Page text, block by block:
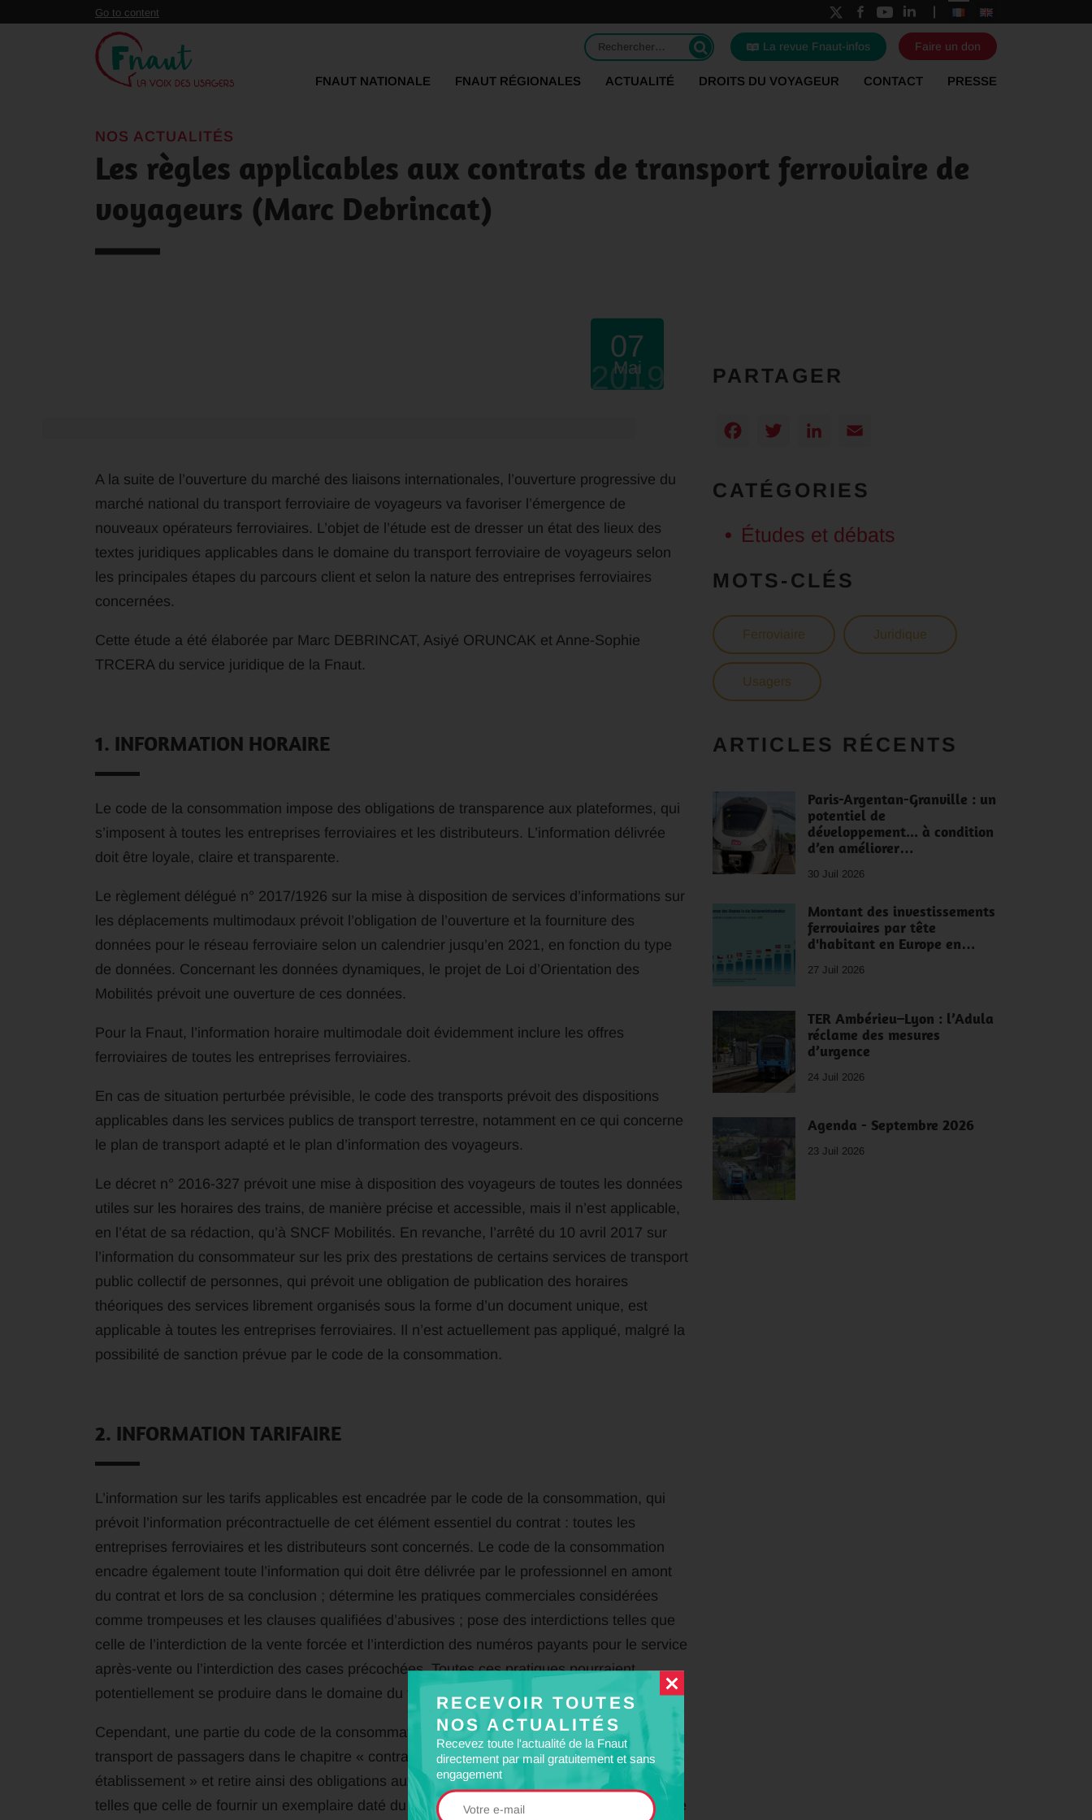
Panneau de gestion des cookies
RECEVOIR TOUTES
NOS ACTUALITÉS
Recevez toute l'actualité de la Fnaut
directement par mail gratuitement et sans
engagement
Go to content
Rechercher : La revue Fnaut-infos Faire un don
FNAUT NATIONALE FNAUT RÉGIONALES ACTUALITÉ DROITS DU VOYAGEUR CONTACT PRESSE
NOS ACTUALITÉS
Les règles applicables aux contrats de transport ferroviaire de
voyageurs (Marc Debrincat)
07
Mai
2019
A la suite de l’ouverture du marché des liaisons internationales, l’ouverture progressive du
marché national du transport ferroviaire de voyageurs va favoriser l’émergence de
nouveaux opérateurs ferroviaires. L’objet de l’étude est de dresser un état des lieux des
textes juridiques applicables dans le domaine du transport ferroviaire de voyageurs selon
les principales étapes du parcours client et selon la nature des entreprises ferroviaires
concernées.
Cette étude a été élaborée par Marc DEBRINCAT, Asiyé ORUNCAK et Anne-Sophie
TRCERA du service juridique de la Fnaut.
1. INFORMATION HORAIRE
Le code de la consommation impose des obligations de transparence aux plateformes, qui
s’imposent à toutes les entreprises ferroviaires et les distributeurs. L’information délivrée
doit être loyale, claire et transparente.
Le règlement délégué n° 2017/1926 sur la mise à disposition de services d’informations sur
les déplacements multimodaux prévoit l’obligation de l’ouverture et la fourniture des
données pour le réseau ferroviaire selon un calendrier jusqu’en 2021, en fonction du type
de données. Concernant les données dynamiques, le projet de Loi d’Orientation des
Mobilités prévoit une ouverture de ces données.
Pour la Fnaut, l’information horaire multimodale doit évidemment inclure les offres
ferroviaires de toutes les entreprises ferroviaires.
En cas de situation perturbée prévisible, le code des transports prévoit des dispositions
applicables dans les services publics de transport terrestre, notamment en ce qui concerne
le plan de transport adapté et le plan d’information des voyageurs.
Le décret n° 2016-327 prévoit une mise à disposition des voyageurs de toutes les données
utiles sur les horaires des trains, de manière précise et accessible, mais il n’est applicable,
en l’état de sa rédaction, qu’à SNCF Mobilités. En revanche, l’arrêté du 10 avril 2017 sur
l’information du consommateur sur les prix des prestations de certains services de transport
public collectif de personnes, qui prévoit une obligation de publication des horaires
théoriques des services librement organisés sous la forme d’un document unique, est
applicable à toutes les entreprises ferroviaires. Il n’est actuellement pas appliqué, malgré la
possibilité de sanction prévue par le code de la consommation.
2. INFORMATION TARIFAIRE
L’information sur les tarifs applicables est encadrée par le code de la consommation, qui
prévoit l’information précontractuelle de cet élément essentiel du contrat : toutes les
entreprises ferroviaires et les distributeurs sont concernés. Le code de la consommation
encadre également toute l’information qui doit être délivrée par le professionnel en amont
du contrat et lors de sa conclusion ; détermine les pratiques commerciales considérées
comme trompeuses et les clauses qualifiées d’abusives ; pose des interdictions telles que
celle de l’interdiction de la vente forcée et l’interdiction des numéros payants pour le service
après-vente ou l’interdiction des cases précochées. Toutes ces pratiques pourraient
potentiellement se produire dans le domaine du transport ferroviaire.
Cependant, une partie du code de la consommation n’est pas applicable aux services de
transport de passagers dans le chapitre « contrats conclus à distance et hors
établissement » et retire ainsi des obligations aux entreprises ferroviaires et distributeurs,
telles que celle de fournir un exemplaire daté du contrat ou encore de permettre un délai de
PARTAGER
Facebook
TwitterLinkedIn
CATÉGORIES
Études et débats
MOTS-CLÉS
Ferroviaire Juridique
Usagers
ARTICLES RÉCENTS
Paris-Argentan-Granville : un
potentiel de
développement... à condition
d’en améliorer…
30 Juil 2026
Montant des investissements
ferroviaires par tête
d'habitant en Europe en…
27 Juil 2026
TER Ambérieu–Lyon : l’Adula
réclame des mesures
d’urgence
24 Juil 2026
Agenda - Septembre 2026
23 Juil 2026